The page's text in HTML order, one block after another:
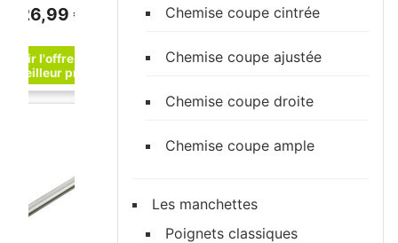
26,99 € Chemise coupe cintrée
Chemise coupe ajustée
Chemise coupe droite
Chemise coupe ample
Les manchettes
Poignets classiques